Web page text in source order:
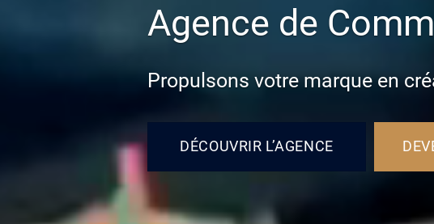
Agence de
Propulsons votre marque en
DÉCOUVRIR L’AGENCE